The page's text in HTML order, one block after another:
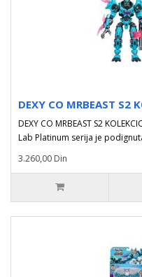
DEXY CO MRBEAST S2
DEXY CO MRBEAST S2
Lab Platinum serija je
3.260,00 Din